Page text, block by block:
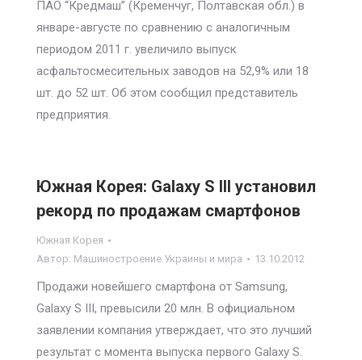
ПАО “Кредмаш” (Кременчуг, Полтавская обл.) в
январе-августе по сравнению с аналогичным
периодом 2011 г. увеличило выпуск
асфальтосмесительных заводов на 52,9% или 18
шт. до 52 шт. Об этом сообщил представитель
предприятия.
Южная Корея: Galaxy S III установил
рекорд по продажам смартфонов
Южная Корея
Автор: Машиностроение Украины и мира 13.10.2012
Продажи новейшего смартфона от Samsung,
Galaxy S III, превысили 20 млн. В официальном
заявлении компания утверждает, что это лучший
результат с момента выпуска первого Galaxy S.